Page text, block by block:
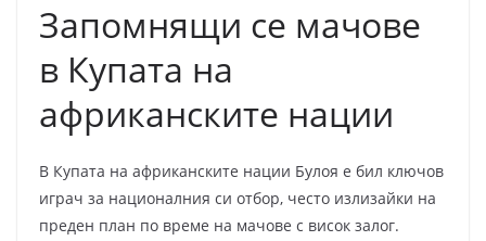
Запомнящи се мачове
в Купата на
африканските нации
В Купата на африканските нации Булоя е бил ключов
играч за националния си отбор, често излизайки на
преден план по време на мачове с висок залог.